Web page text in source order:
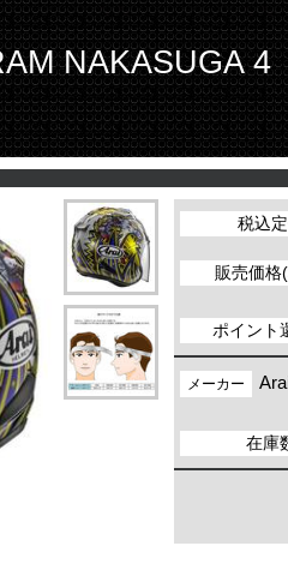
NAKASUGA
税込
販売価格
ポイント
メーカー
在庫